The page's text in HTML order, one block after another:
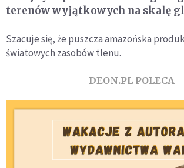
terenów wyjątkowych na skalę
Szacuje się, że puszcza amazońska
światowych zasobów tlenu.
DEON.PL POLECA